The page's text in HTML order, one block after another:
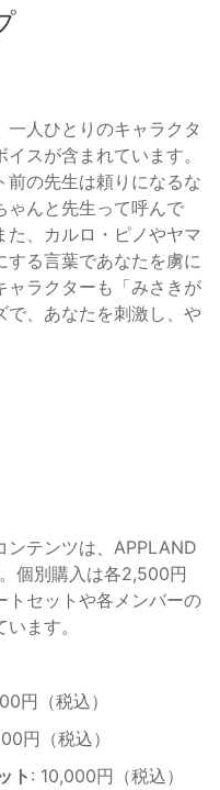
人ひとりのキャラクタ
スが含まれています。
前の先生は頼りになるな
ゃんと先生って呼んで
た、カルロ・ピノやヤマ
する言葉であなたを虜に
ャラクターも「みさきが
で、あなたを刺激し、や
ンテンツは、APPLAND
個別購入は各2,500円
トセットや各メンバーの
ます。
円（税込）
円（税込）
ト: 10,000円（税込）